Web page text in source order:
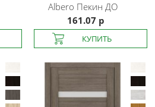
Albero Пекин ДО
161.07 р